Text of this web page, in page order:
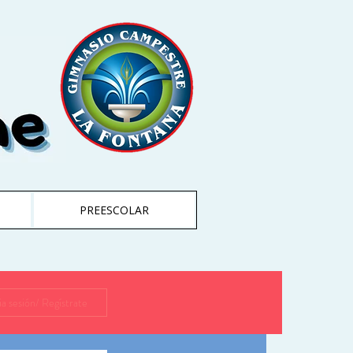
PREESCOLAR
sesión/ Regístrate